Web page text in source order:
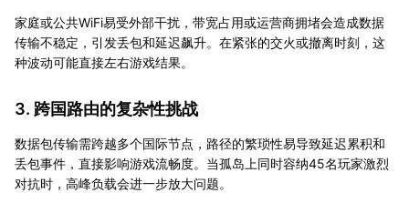
家庭或公共WiFi易受外部干扰，带宽占用或运营商拥堵会造成数据
传输不稳定，引发丢包和延迟飙升。在紧张的交火或撤离时刻，这
种波动可能直接左右游戏结果。
3. 跨国路由的复杂性挑战
数据包传输需跨越多个国际节点，路径的繁琐性易导致延迟累积和
丢包事件，直接影响游戏流畅度。当孤岛上同时容纳45名玩家激烈
对抗时，高峰负载会进一步放大问题。